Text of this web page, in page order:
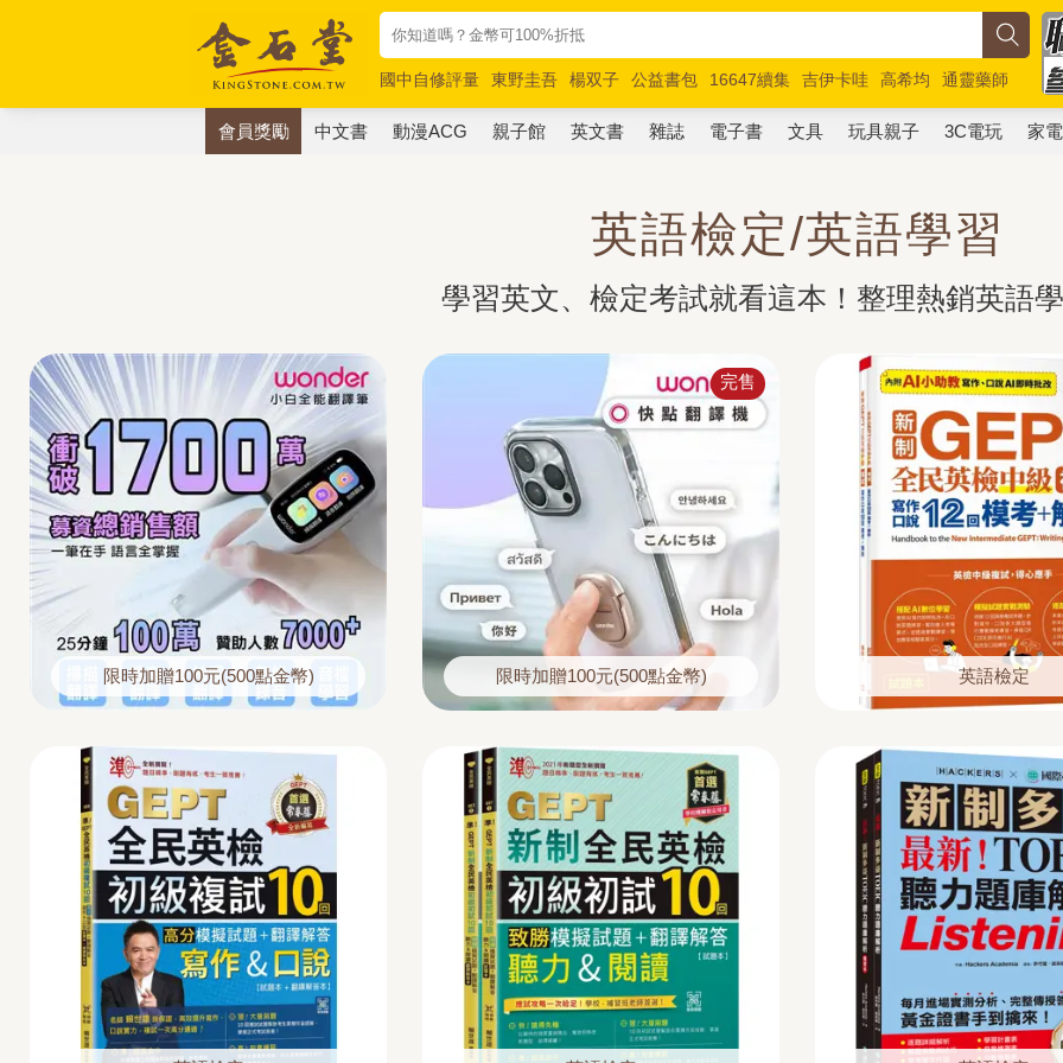
國中自修評量 東野圭吾 楊双子 公益書包 16647續集 吉伊卡哇 高希均
通靈藥師
唯紅花綻放
奧德賽 路邊攤新作 馬斯克 玩具總動員5 超慢跑
會員獎勵 中文書 動漫ACG 親子館 英文書 雜誌 電子書 文具 玩具親子 3C電玩 家電
英語檢定/英語學習
學習英文、檢定考試就看這本！整理熱銷英語
限時加贈100元(500點金幣)
完售
限時加贈100元(500點金幣) 英語檢定